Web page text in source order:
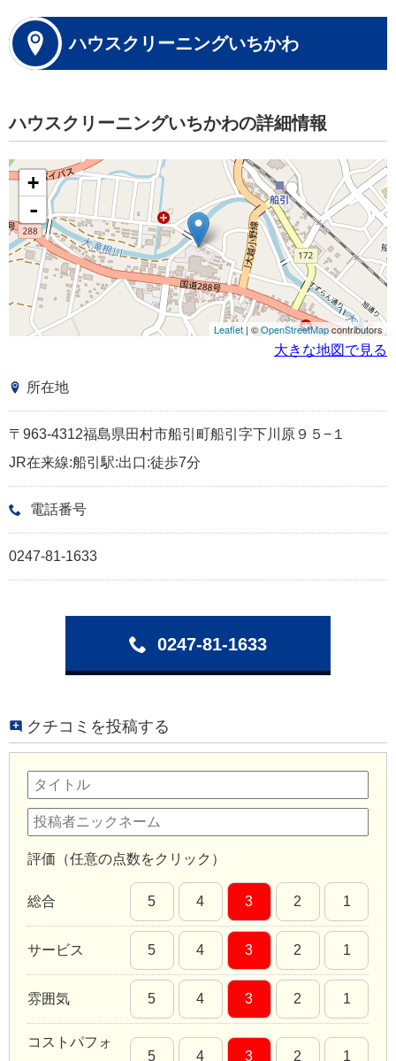
ハウスクリーニングいちかわ
ハウスクリーニングいちかわの詳細情報
+
-
Leaflet| ©OpenStreetMapcontributors
大きな地図で見る
所在地
〒963-4312福島県田村市船引町船引字下川原９５−１
JR在来線:船引駅:出口:徒歩7分
電話番号
0247-81-1633
0247-81-1633
クチコミを投稿する
評価（任意の点数をクリック）
総合 5 4 3 2 1
サービス 5 4 3 2 1
雰囲気 5 4 3 2 1
コストパフォ
5
4 3 2 1